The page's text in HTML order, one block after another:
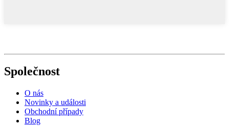
Společnost
O nás
Novinky a události
Obchodní případy
Blog